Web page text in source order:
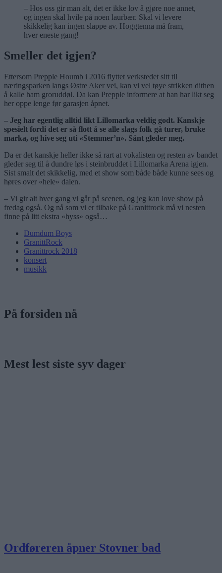
– Hos oss gir man alt, det er ikke lov å gjøre noe annet,
og ingen skal hvile på noen laurbær. Skal vi levere
skikkelig kan ingen slappe av. Hoggtenna må fram,
hver eneste gang!
Smeller det igjen?
Ettersom Prepple Houmb i 2016 flyttet verkstedet sitt til
næringsparken langs Østre Aker vei, kan vi vel tøye strikken dithen
å kalle ham groruddøl. Da kan Prepple informere at han har likt seg
her oppe lenge før garasjen åpnet.
– Jeg har egentlig alltid likt Lillomarka veldig godt. Kanskje
spesielt fordi det er så flott å se alle slags folk gå turer, bruke
marka, og hive seg uti «Stemmer’n». Sånt gleder meg.
Da er det kanskje heller ikke så rart at vokalisten og resten av bandet
gleder seg til å dundre løs i steinbruddet i Lillomarka Arena igjen.
Sist smalt det skikkelig, med et show som både både kunne sees og
høres over «hele» dalen.
– Vi gir alt hver gang vi går på scenen, og jeg kan love show på
fredag også. Og nå som vi er tilbake på Granittrock må vi nesten
finne på litt ekstra «hyss» også…
Dumdum Boys
GranittRock
Granittrock 2018
konsert
musikk
På forsiden nå
Mest lest siste syv dager
Ordføreren åpner Stovner bad